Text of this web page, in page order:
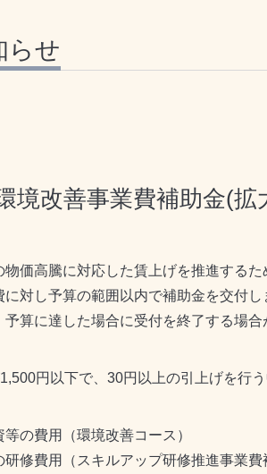
らせ
境改善事業費補助金(
価高騰に対応した賃上げを推進する
対し予算の範囲以内で補助金を交付し
算に達した場合に受付を終了する場
円以下で、30円以上の引上げを行
の費用（環境改善コース）
研修費用（ スキルアップ研修推進事業費